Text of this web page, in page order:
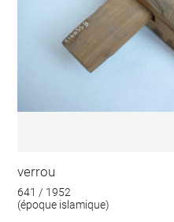
verrou
641 / 1952
(époque islamique)